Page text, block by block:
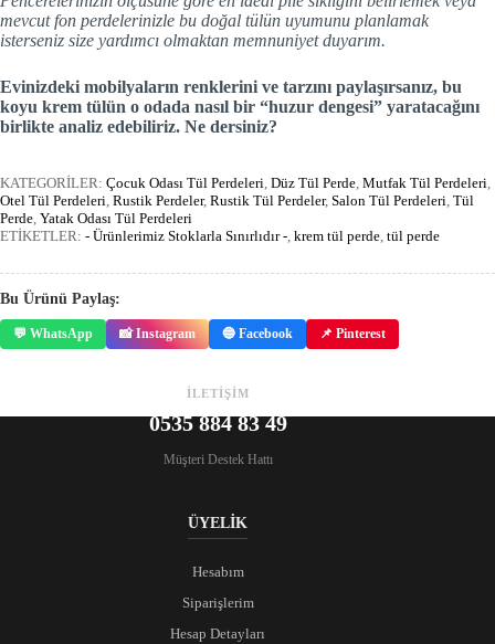
mevcut fon perdelerinizle bu doğal tülün uyumunu planlamak
isterseniz size yardımcı olmaktan memnuniyet duyarım.
Evinizdeki mobilyaların renklerini ve tarzını paylaşırsanız, bu
koyu krem tülün o odada nasıl bir “huzur dengesi” yaratacağını
birlikte analiz edebiliriz. Ne dersiniz?
KATEGORİLER: Çocuk Odası Tül Perdeleri, Düz Tül Perde, Mutfak Tül Perdeleri,
Otel Tül Perdeleri, Rustik Perdeler, Rustik Tül Perdeler, Salon Tül Perdeleri, Tül
Perde, Yatak Odası Tül Perdeleri
ETİKETLER: - Ürünlerimiz Stoklarla Sınırlıdır -, krem tül perde, tül perde
Bu Ürünü Paylaş:
💬 WhatsApp 📸 Instagram 🔵 Facebook 📌 Pinterest
İLETİŞİM
0535 884 83 49
Müşteri Destek Hattı
ÜYELİK
Hesabım
Siparişlerim
Hesap Detayları